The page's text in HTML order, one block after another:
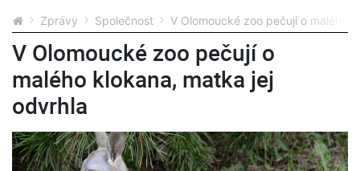
Zprávy Společnost V Olomoucké zoo pečují o malého
V Olomoucké zoo pečují o
malého klokana, matka jej
odvrhla